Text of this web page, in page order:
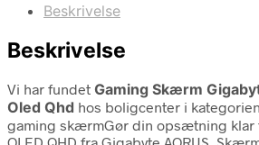
Beskrivelse
Beskrivelse
Vi har fundet Gaming Skærm
Oled Qhd hos boligcenter i kategorien
gaming skærmGør din opsætning klar